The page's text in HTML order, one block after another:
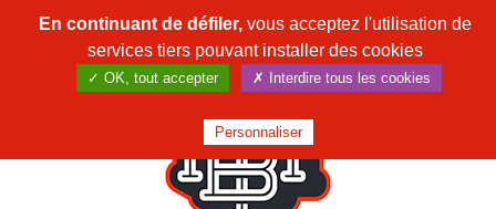
En continuant de défiler,vous acceptez l'utilisation de
services tiers pouvant installer des cookies
✓ OK, tout accepter ✗ Interdire tous les cookies
Personnaliser